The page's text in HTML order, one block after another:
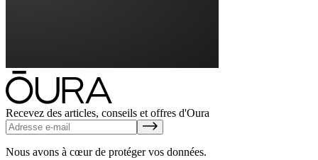
Recevez des articles, conseils et offres d'Oura
Nous avons à cœur de protéger vos données.